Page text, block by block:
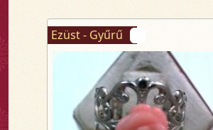
Ezüst - Gyűrű